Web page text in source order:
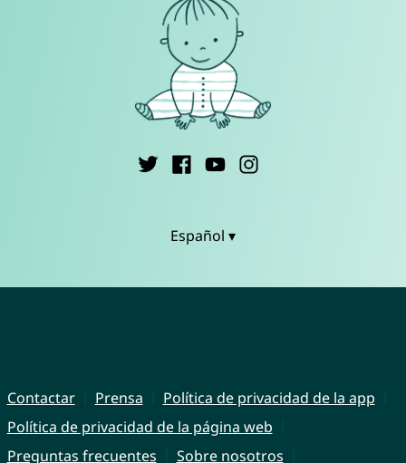
Español ▾
Contactar Prensa
Política de privacidad de la app
Política de privacidad de la página web
Preguntas frecuentes
Sobre nosotros